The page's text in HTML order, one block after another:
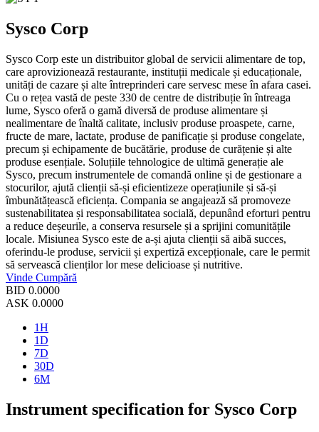
Sysco Corp
Sysco Corp este un distribuitor global de servicii alimentare de top,
care aprovizionează restaurante, instituții medicale și educaționale,
unități de cazare și alte întreprinderi care servesc mese în afara casei.
Cu o rețea vastă de peste 330 de centre de distribuție în întreaga
lume, Sysco oferă o gamă diversă de produse alimentare și
nealimentare de înaltă calitate, inclusiv produse proaspete, carne,
fructe de mare, lactate, produse de panificație și produse congelate,
precum și echipamente de bucătărie, produse de curățenie și alte
produse esențiale. Soluțiile tehnologice de ultimă generație ale
Sysco, precum instrumentele de comandă online și de gestionare a
stocurilor, ajută clienții să-și eficientizeze operațiunile și să-și
îmbunătățească eficiența. Compania se angajează să promoveze
sustenabilitatea și responsabilitatea socială, depunând eforturi pentru
a reduce deșeurile, a conserva resursele și a sprijini comunitățile
locale. Misiunea Sysco este de a-și ajuta clienții să aibă succes,
oferindu-le produse, servicii și expertiză excepționale, care le permit
să servească clienților lor mese delicioase și nutritive.
Vinde Cumpără
BID 0.0000
ASK 0.0000
1H
1D
7D
30D
6M
Instrument specification for Sysco Corp